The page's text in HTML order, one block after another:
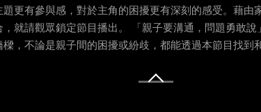
更有參與感，對於主角的困擾更有深刻的感受。藉
就請觀眾鎖定節目播出。 「親子要溝通，問題勇敢
，不論是親子間的困擾或紛歧，都能透過本節目找到